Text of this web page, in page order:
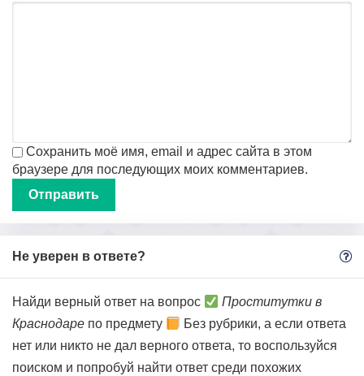
Сохранить моё имя, email и адрес сайта в этом
браузере для последующих моих комментариев.
Не уверен в ответе?
Найди верный ответ на вопрос
Проститутки в
Краснодаре по предмету
Без рубрики, а если ответа
нет или никто не дал верного ответа, то воспользуйся
поиском и попробуй найти ответ среди похожих